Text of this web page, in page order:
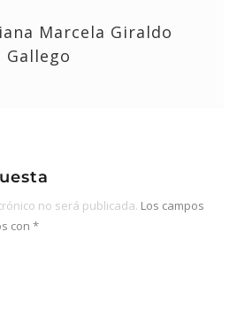
Marcela Giraldo
Gallego
no será publicada. Los campos
con *